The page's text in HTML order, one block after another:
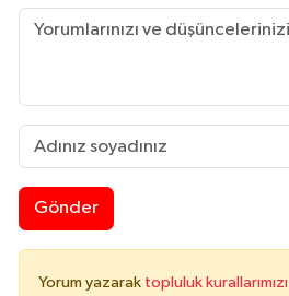
Gönder
Yorum yazarak topluluk kurallarımızı